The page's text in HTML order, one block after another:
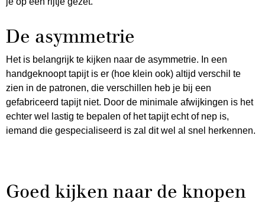
De asymmetrie
Het is belangrijk te kijken naar de asymmetrie. In een
handgeknoopt tapijt is er (hoe klein ook) altijd verschil te
zien in de patronen, die verschillen heb je bij een
gefabriceerd tapijt niet. Door de minimale afwijkingen is het
echter wel lastig te bepalen of het tapijt echt of nep is,
iemand die gespecialiseerd is zal dit wel al snel herkennen.
Goed kijken naar de knopen